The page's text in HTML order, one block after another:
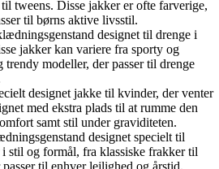
tweens. Disse jakker er ofte farverige,
til børns aktive livsstil.
designet til drenge i
jakker kan variere fra sporty og
modeller, der passer til drenge
designet jakke til kvinder, der venter
med ekstra plads til at rumme den
samt stil under graviditeten.
designet specielt til
stil og formål, fra klassiske frakker til
til enhver lejlighed og årstid.